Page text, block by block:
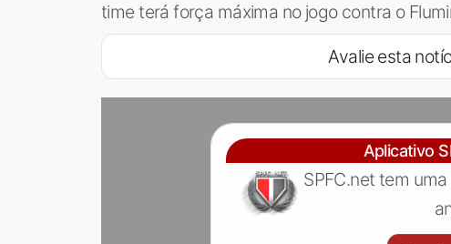
time terá força máxima no jogo contra o
Avalie esta
Aplicativo
SPFC.net tem